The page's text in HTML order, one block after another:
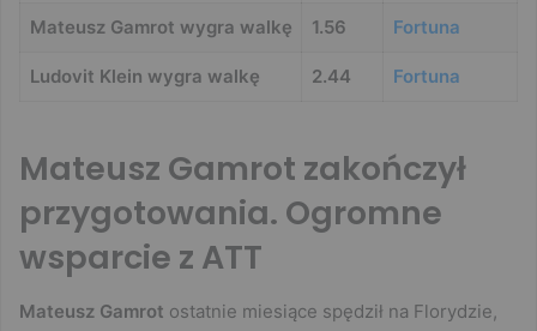
Mateusz Gamrot wygra walkę 1.56 Fortuna
Ludovit Klein wygra walkę 2.44 Fortuna
Mateusz Gamrot zakończył
przygotowania. Ogromne
wsparcie z ATT
Mateusz Gamrot ostatnie miesiące spędził na Florydzie,